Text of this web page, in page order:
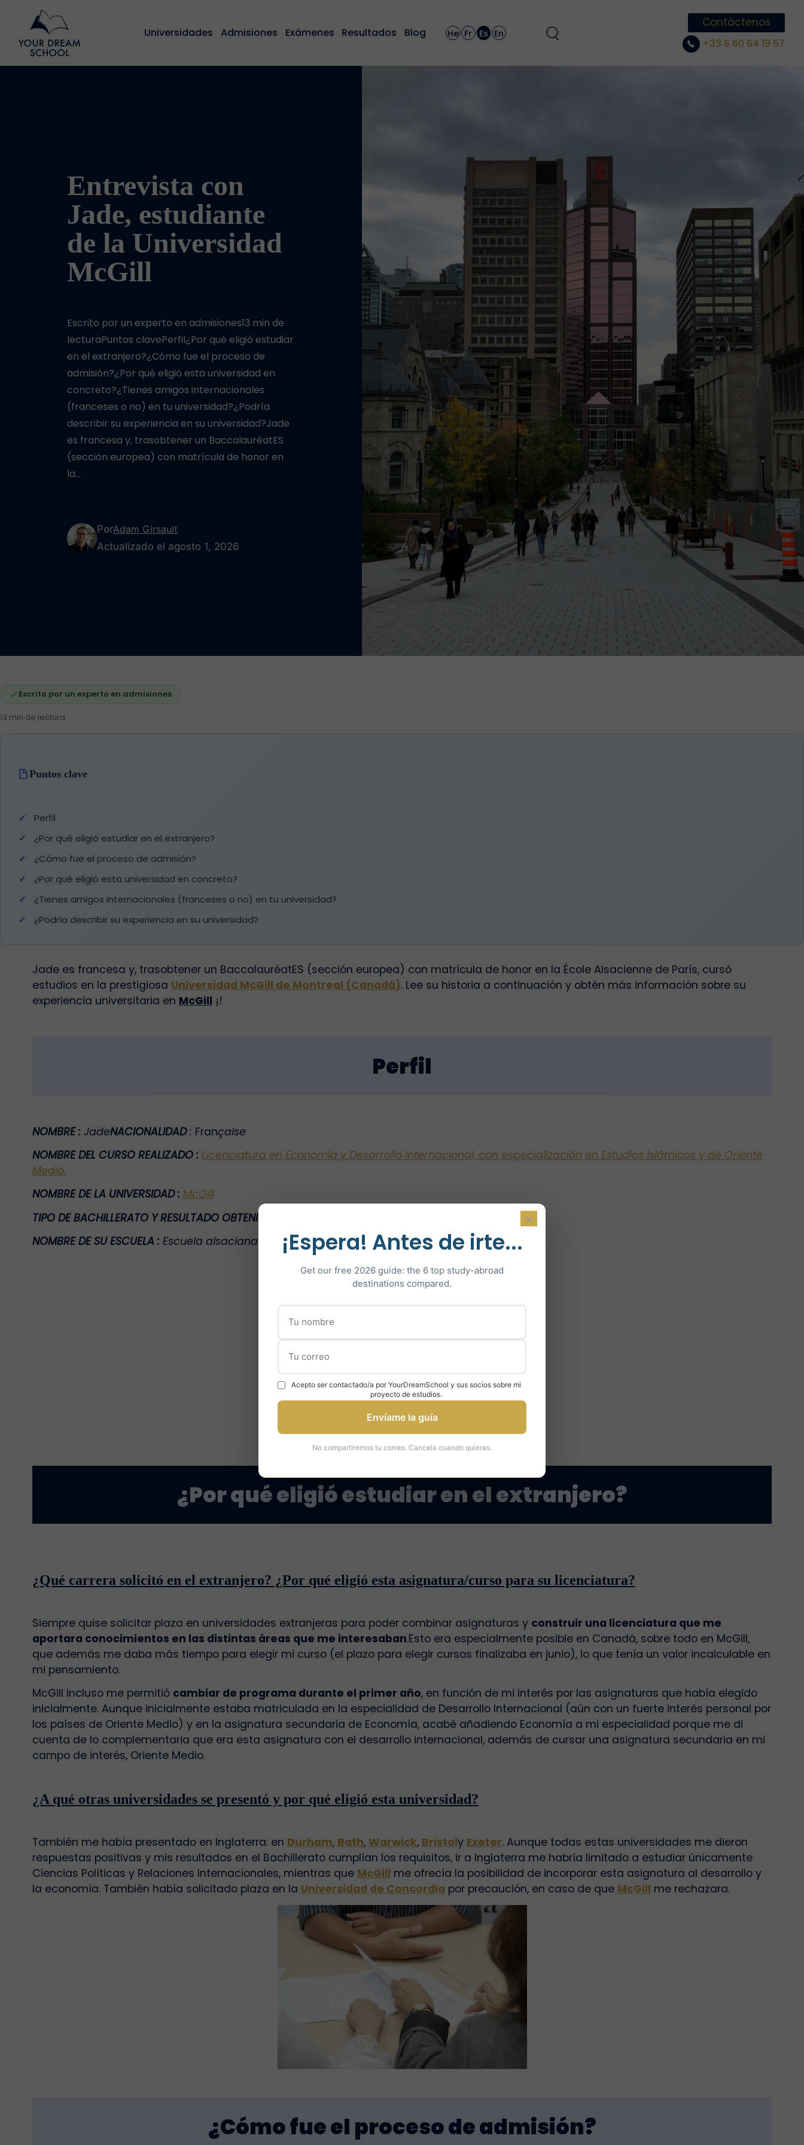
Universidades Admisiones Exámenes Resultados Blog He Fr Es En
Contáctenos
+33 6 60 64 19 57
Entrevista con
Jade, estudiante
de la Universidad
McGill
Escrito por un experto en admisiones13 min de
lecturaPuntos clavePerfil¿Por qué eligió estudiar
en el extranjero?¿Cómo fue el proceso de
admisión?¿Por qué eligió esta universidad en
concreto?¿Tienes amigos internacionales
(franceses o no) en tu universidad?¿Podría
describir su experiencia en su universidad?Jade
es francesa y, trasobtener un BaccalauréatES
(sección europea) con matrícula de honor en
la…
PorAdam Girsault
Actualizado el agosto 1, 2026
Escrito por un experto en admisiones
13 min de lectura
Puntos clave
Perfil
¿Por qué eligió estudiar en el extranjero?
¿Cómo fue el proceso de admisión?
¿Por qué eligió esta universidad en concreto?
¿Tienes amigos internacionales (franceses o no) en tu universidad?
¿Podría describir su experiencia en su universidad?
Jade es francesa y, trasobtener un BaccalauréatES (sección europea) con matrícula de honor en la École Alsacienne de París, cursó
estudios en la prestigiosa Universidad McGill de Montreal (Canadá). Lee su historia a continuación y obtén más información sobre su
experiencia universitaria en McGill ¡!
Perfil
NOMBRE: JadeNACIONALIDAD: Française
NOMBRE DEL CURSO REALIZADO : Licenciatura en Economía y Desarrollo Internacional, con especialización en Estudios Islámicos y de Oriente
Medio.
NOMBRE DE LA UNIVERSIDAD: McGill
TIPO DE BACHILLERATO Y RESULTADO OBTENIDO
Bac ES sección europea con matrícula de honor
NOMBRE DE SU ESCUELA : Escuela alsaciana en París
¿Por qué eligió estudiar en el extranjero?
¿Qué carrera solicitó en el extranjero? ¿Por qué eligió esta asignatura/curso para su licenciatura?
Siempre quise solicitar plaza en universidades extranjeras para poder combinar asignaturas y construir una licenciatura que me
aportara conocimientos en las distintas áreas que me interesaban.Esto era especialmente posible en Canadá, sobre todo en McGill,
que además me daba más tiempo para elegir mi curso (el plazo para elegir cursos finalizaba en junio), lo que tenía un valor incalculable en
mi pensamiento.
McGill incluso me permitió cambiar de programa durante el primer año, en función de mi interés por las asignaturas que había elegido
inicialmente. Aunque inicialmente estaba matriculada en la especialidad de Desarrollo Internacional (aún con un fuerte interés personal por
los países de Oriente Medio) y en la asignatura secundaria de Economía, acabé añadiendo Economía a mi especialidad porque me di
cuenta de lo complementaria que era esta asignatura con el desarrollo internacional, además de cursar una asignatura secundaria en mi
campo de interés, Oriente Medio.
¿A qué otras universidades se presentó y por qué eligió esta universidad?
También me había presentado en Inglaterra: en Durham, Bath, Warwick, Bristoly Exeter. Aunque todas estas universidades me dieron
respuestas positivas y mis resultados en el Bachillerato cumplían los requisitos, ir a Inglaterra me habría limitado a estudiar únicamente
Ciencias Políticas y Relaciones Internacionales, mientras que McGill me ofrecía la posibilidad de incorporar esta asignatura al desarrollo y
la economía. También había solicitado plaza en la Universidad de Concordia por precaución, en caso de que McGill me rechazara.
¿Cómo fue el proceso de admisión?
×
¡Espera! Antes de irte...
Get our free 2026 guide: the 6 top study-abroad
destinations compared.
Acepto ser contactado/a por YourDreamSchool y sus socios sobre mi
proyecto de estudios.
Envíame la guía
No compartiremos tu correo. Cancela cuando quieras.